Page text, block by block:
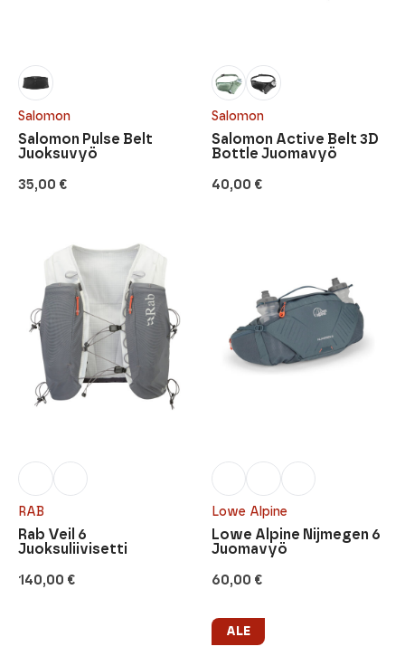
Salomon
35,00 €
Salomon Pulse Belt
Juoksuvyö
Salomon
40,00 €
Salomon Active Belt 3D
Bottle Juomavyö
RAB
140,00 €
Rab Veil 6
Juoksuliivisetti
Lowe Alpine
60,00 €
Lowe Alpine Nijmegen 6
Juomavyö
ALE